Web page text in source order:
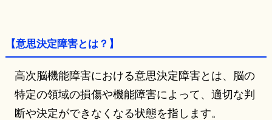
【意思決定障害とは？】
高次脳機能障害における意思決定障害とは、脳の
特定の領域の損傷や機能障害によって、適切な判
断や決定ができなくなる状態を指します。